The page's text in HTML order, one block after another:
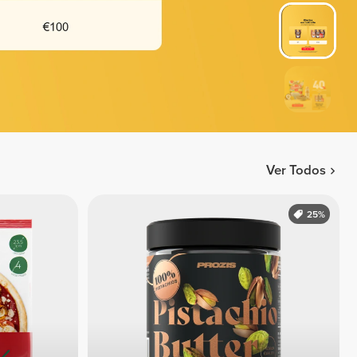
Ver Todos
25%